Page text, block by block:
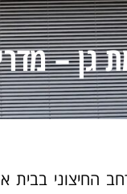
גן –
החיצוני